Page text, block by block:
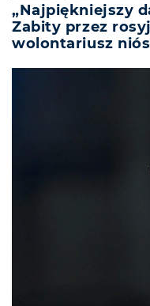
„Najpiękniejszy
Zabity przez
wolontariusz